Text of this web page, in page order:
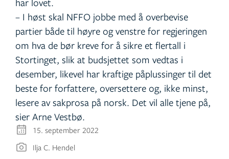
15. september 2022
Ilja C. Hendel
– I høst skal NFFO jobbe med å overbevise
partier både til høyre og venstre for regjeringen
om hva de bør kreve for å sikre et flertall i
Stortinget, slik at budsjettet som vedtas i
desember, likevel har kraftige påplussinger til det
beste for forfattere, oversettere og, ikke minst,
lesere av sakprosa på norsk. Det vil alle tjene på,
sier Arne Vestbø.